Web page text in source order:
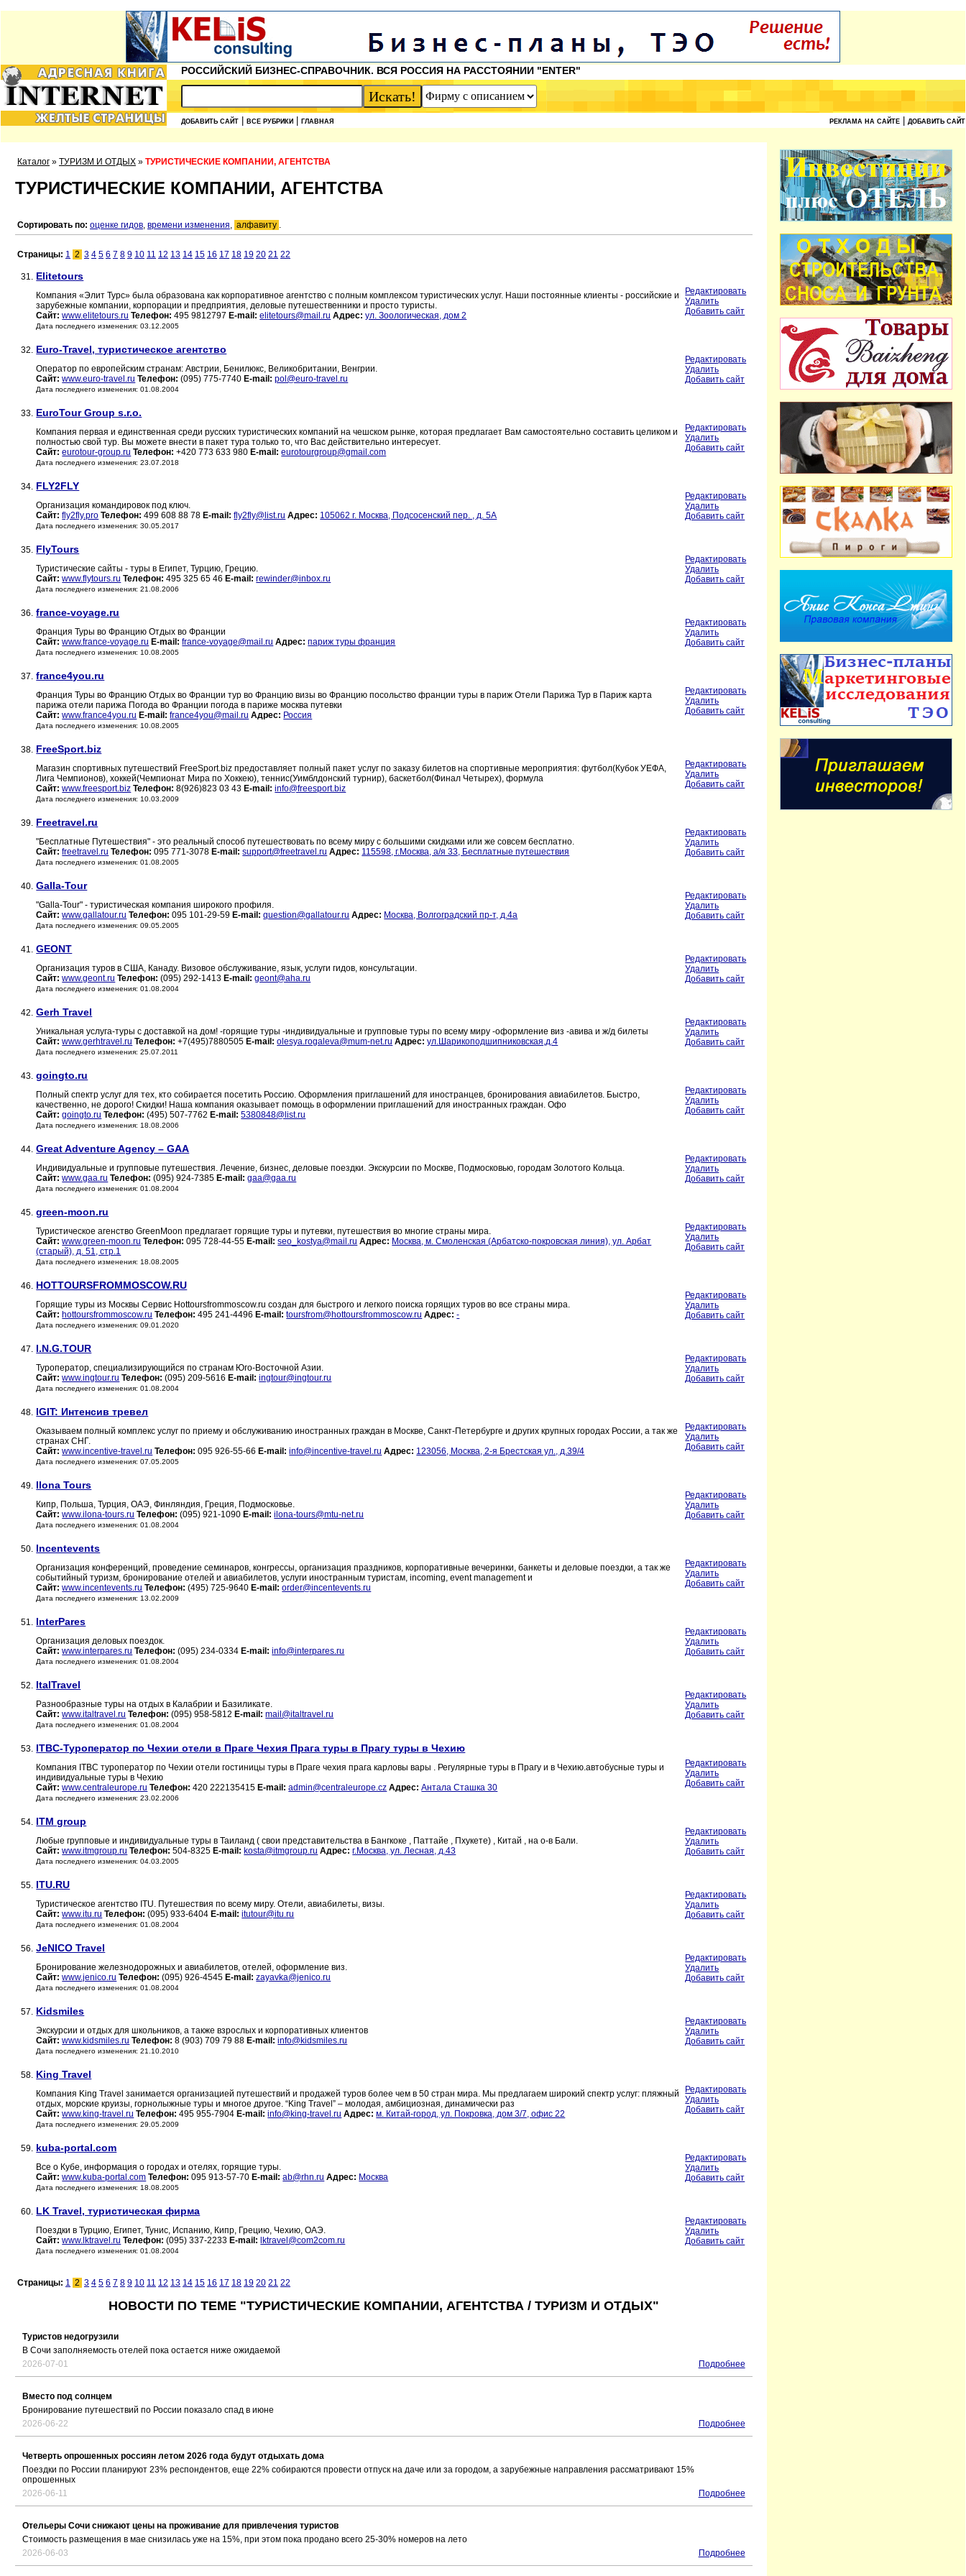
РОССИЙСКИЙ БИЗНЕС-СПРАВОЧНИК. ВСЯ РОССИЯ НА РАССТОЯНИИ "ENTER"
ДОБАВИТЬ САЙТ ВСЕ РУБРИКИ ГЛАВНАЯ РЕКЛАМА НА САЙТЕ ДОБАВИТЬ САЙТ
Каталог » ТУРИЗМ И ОТДЫХ » ТУРИСТИЧЕСКИЕ КОМПАНИИ, АГЕНТСТВА
ТУРИСТИЧЕСКИЕ КОМПАНИИ, АГЕНТСТВА
Сортировать по: оценке гидов, времени изменения, алфавиту .
Страницы: 1 2 3 4 5 6 7 8 9 10 11 12 13 14 15 16 17 18 19 20 21 22
31. Elitetours
Компания «Элит Турс» была образована как корпоративное агентство с полным комплексом туристических услуг. Наши постоянные клиенты - российские и
зарубежные компании, корпорации и предприятия, деловые путешественники и просто туристы.
Сайт: www.elitetours.ru Телефон: 495 9812797 E-mail: elitetours@mail.ru Адрес: ул. Зоологическая, дом 2
Дата последнего изменения: 03.12.2005
Редактировать
Удалить
Добавить сайт
32. Euro-Travel, туристическое агентство
Оператор по европейским странам: Австрии, Бенилюкс, Великобритании, Венгрии.
Сайт: www.euro-travel.ru Телефон: (095) 775-7740 E-mail: pol@euro-travel.ru
Дата последнего изменения: 01.08.2004
Редактировать
Удалить
Добавить сайт
33. EuroTour Group s.r.o.
Компания первая и единственная среди русских туристических компаний на чешском рынке, которая предлагает Вам самостоятельно составить целиком и
полностью свой тур. Вы можете внести в пакет тура только то, что Вас действительно интересует.
Сайт: eurotour-group.ru Телефон: +420 773 633 980 E-mail: eurotourgroup@gmail.com
Дата последнего изменения: 23.07.2018
Редактировать
Удалить
Добавить сайт
34. FLY2FLY
Организация командировок под ключ.
Сайт: fly2fly.pro Телефон: 499 608 88 78 E-mail: fly2fly@list.ru Адрес: 105062 г. Москва, Подсосенский пер. , д. 5А
Дата последнего изменения: 30.05.2017
Редактировать
Удалить
Добавить сайт
35. FlyTours
Туристические сайты - туры в Египет, Турцию, Грецию.
Сайт: www.flytours.ru Телефон: 495 325 65 46 E-mail: rewinder@inbox.ru
Дата последнего изменения: 21.08.2006
Редактировать
Удалить
Добавить сайт
36. france-voyage.ru
Франция Туры во Францию Отдых во Франции
Сайт: www.france-voyage.ru E-mail: france-voyage@mail.ru Адрес: париж туры франция
Дата последнего изменения: 10.08.2005
Редактировать
Удалить
Добавить сайт
37. france4you.ru
Франция Туры во Францию Отдых во Франции тур во Францию визы во Францию посольство франции туры в париж Отели Парижа Тур в Париж карта
парижа отели парижа Погода во Франции погода в париже москва путевки
Сайт: www.france4you.ru E-mail: france4you@mail.ru Адрес: Россия
Дата последнего изменения: 10.08.2005
Редактировать
Удалить
Добавить сайт
38. FreeSport.biz
Магазин спортивных путешествий FreeSport.biz предоставляет полный пакет услуг по заказу билетов на спортивные мероприятия: футбол(Кубок УЕФА,
Лига Чемпионов), хоккей(Чемпионат Мира по Хоккею), теннис(Уимблдонский турнир), баскетбол(Финал Четырех), формула
Сайт: www.freesport.biz Телефон: 8(926)823 03 43 E-mail: info@freesport.biz
Дата последнего изменения: 10.03.2009
Редактировать
Удалить
Добавить сайт
39. Freetravel.ru
"Бесплатные Путешествия" - это реальный способ путешествовать по всему миру с большими скидками или же совсем бесплатно.
Сайт: freetravel.ru Телефон: 095 771-3078 E-mail: support@freetravel.ru Адрес: 115598, г.Москва, а/я 33, Бесплатные путешествия
Дата последнего изменения: 01.08.2005
Редактировать
Удалить
Добавить сайт
40. Galla-Tour
"Galla-Tour" - туристическая компания широкого профиля.
Сайт: www.gallatour.ru Телефон: 095 101-29-59 E-mail: question@gallatour.ru Адрес: Москва, Волгоградский пр-т, д.4а
Дата последнего изменения: 09.05.2005
Редактировать
Удалить
Добавить сайт
41. GEONT
Организация туров в США, Канаду. Визовое обслуживание, язык, услуги гидов, консультации.
Сайт: www.geont.ru Телефон: (095) 292-1413 E-mail: geont@aha.ru
Дата последнего изменения: 01.08.2004
Редактировать
Удалить
Добавить сайт
42. Gerh Travel
Уникальная услуга-туры с доставкой на дом! -горящие туры -индивидуальные и групповые туры по всему миру -оформление виз -авива и ж/д билеты
Сайт: www.gerhtravel.ru Телефон: +7(495)7880505 E-mail: olesya.rogaleva@mum-net.ru Адрес: ул.Шарикоподшипниковская,д.4
Дата последнего изменения: 25.07.2011
Редактировать
Удалить
Добавить сайт
43. goingto.ru
Полный спектр услуг для тех, кто собирается посетить Россию. Оформления приглашений для иностранцев, бронирования авиабилетов. Быстро,
качественно, не дорого! Скидки! Наша компания оказывает помощь в оформлении приглашений для иностранных граждан. Офо
Сайт: goingto.ru Телефон: (495) 507-7762 E-mail: 5380848@list.ru
Дата последнего изменения: 18.08.2006
Редактировать
Удалить
Добавить сайт
44. Great Adventure Agency – GAA
Индивидуальные и групповые путешествия. Лечение, бизнес, деловые поездки. Экскурсии по Москве, Подмосковью, городам Золотого Кольца.
Сайт: www.gaa.ru Телефон: (095) 924-7385 E-mail: gaa@gaa.ru
Дата последнего изменения: 01.08.2004
Редактировать
Удалить
Добавить сайт
45. green-moon.ru
Туристическое агенство GreenMoon предлагает горящие туры и путевки, путешествия во многие страны мира.
Сайт: www.green-moon.ru Телефон: 095 728-44-55 E-mail: seo_kostya@mail.ru Адрес: Москва, м. Смоленская (Арбатско-покровская линия), ул. Арбат
(старый), д. 51, стр.1
Дата последнего изменения: 18.08.2005
Редактировать
Удалить
Добавить сайт
46. HOTTOURSFROMMOSCOW.RU
Горящие туры из Москвы Сервис Hottoursfrommoscow.ru создан для быстрого и легкого поиска горящих туров во все страны мира.
Сайт: hottoursfrommoscow.ru Телефон: 495 241-4496 E-mail: toursfrom@hottoursfrommoscow.ru Адрес: -
Дата последнего изменения: 09.01.2020
Редактировать
Удалить
Добавить сайт
47. I.N.G.TOUR
Туроператор, специализирующийся по странам Юго-Восточной Азии.
Сайт: www.ingtour.ru Телефон: (095) 209-5616 E-mail: ingtour@ingtour.ru
Дата последнего изменения: 01.08.2004
Редактировать
Удалить
Добавить сайт
48. IGIT: Интенсив тревел
Оказываем полный комплекс услуг по приему и обслуживанию иностранных граждан в Москве, Санкт-Петербурге и других крупных городах России, а так же
странах СНГ.
Сайт: www.incentive-travel.ru Телефон: 095 926-55-66 E-mail: info@incentive-travel.ru Адрес: 123056, Москва, 2-я Брестская ул., д.39/4
Дата последнего изменения: 07.05.2005
Редактировать
Удалить
Добавить сайт
49. Ilona Tours
Кипр, Польша, Турция, ОАЭ, Финляндия, Греция, Подмосковье.
Сайт: www.ilona-tours.ru Телефон: (095) 921-1090 E-mail: ilona-tours@mtu-net.ru
Дата последнего изменения: 01.08.2004
Редактировать
Удалить
Добавить сайт
50. Incentevents
Организация конференций, проведение семинаров, конгрессы, организация праздников, корпоративные вечеринки, банкеты и деловые поездки, а так же
событийный туризм, бронирование отелей и авиабилетов, услуги иностранным туристам, incoming, event management и
Сайт: www.incentevents.ru Телефон: (495) 725-9640 E-mail: order@incentevents.ru
Дата последнего изменения: 13.02.2009
Редактировать
Удалить
Добавить сайт
51. InterPares
Организация деловых поездок.
Сайт: www.interpares.ru Телефон: (095) 234-0334 E-mail: info@interpares.ru
Дата последнего изменения: 01.08.2004
Редактировать
Удалить
Добавить сайт
52. ItalTravel
Разнообразные туры на отдых в Калабрии и Базиликате.
Сайт: www.italtravel.ru Телефон: (095) 958-5812 E-mail: mail@italtravel.ru
Дата последнего изменения: 01.08.2004
Редактировать
Удалить
Добавить сайт
53. ITBC-Туроператор по Чехии отели в Праге Чехия Прага туры в Прагу туры в Чехию
Компания ITBC туроператор по Чехии отели гостиницы туры в Праге чехия прага карловы вары . Регулярные туры в Прагу и в Чехию.автобусные туры и
индивидуальные туры в Чехию
Сайт: www.centraleurope.ru Телефон: 420 222135415 E-mail: admin@centraleurope.cz Адрес: Антала Сташка 30
Дата последнего изменения: 23.02.2006
Редактировать
Удалить
Добавить сайт
54. ITM group
Любые групповые и индивидуальные туры в Таиланд ( свои представительства в Бангкоке , Паттайе , Пхукете) , Китай , на о-в Бали.
Сайт: www.itmgroup.ru Телефон: 504-8325 E-mail: kosta@itmgroup.ru Адрес: г.Москва, ул. Лесная, д.43
Дата последнего изменения: 04.03.2005
Редактировать
Удалить
Добавить сайт
55. ITU.RU
Туристическое агентство ITU. Путешествия по всему миру. Отели, авиабилеты, визы.
Сайт: www.itu.ru Телефон: (095) 933-6404 E-mail: itutour@itu.ru
Дата последнего изменения: 01.08.2004
Редактировать
Удалить
Добавить сайт
56. JeNICO Travel
Бронирование железнодорожных и авиабилетов, отелей, оформление виз.
Сайт: www.jenico.ru Телефон: (095) 926-4545 E-mail: zayavka@jenico.ru
Дата последнего изменения: 01.08.2004
Редактировать
Удалить
Добавить сайт
57. Kidsmiles
Экскурсии и отдых для школьников, а также взрослых и корпоративных клиентов
Сайт: www.kidsmiles.ru Телефон: 8 (903) 709 79 88 E-mail: info@kidsmiles.ru
Дата последнего изменения: 21.10.2010
Редактировать
Удалить
Добавить сайт
58. King Travel
Компания King Travel занимается организацией путешествий и продажей туров более чем в 50 стран мира. Мы предлагаем широкий спектр услуг: пляжный
отдых, морские круизы, горнолыжные туры и многое другое. “King Travel” – молодая, амбициозная, динамически раз
Сайт: www.king-travel.ru Телефон: 495 955-7904 E-mail: info@king-travel.ru Адрес: м. Китай-город, ул. Покровка, дом 3/7, офис 22
Дата последнего изменения: 29.05.2009
Редактировать
Удалить
Добавить сайт
59. kuba-portal.com
Все о Кубе, информация о городах и отелях, горящие туры.
Сайт: www.kuba-portal.com Телефон: 095 913-57-70 E-mail: ab@rhn.ru Адрес: Москва
Дата последнего изменения: 18.08.2005
Редактировать
Удалить
Добавить сайт
60. LK Travel, туристическая фирма
Поездки в Турцию, Египет, Тунис, Испанию, Кипр, Грецию, Чехию, ОАЭ.
Сайт: www.lktravel.ru Телефон: (095) 337-2233 E-mail: lktravel@com2com.ru
Дата последнего изменения: 01.08.2004
Редактировать
Удалить
Добавить сайт
Страницы: 1 2 3 4 5 6 7 8 9 10 11 12 13 14 15 16 17 18 19 20 21 22
НОВОСТИ ПО ТЕМЕ "ТУРИСТИЧЕСКИЕ КОМПАНИИ, АГЕНТСТВА / ТУРИЗМ И ОТДЫХ"
Туристов недогрузили
В Сочи заполняемость отелей пока остается ниже ожидаемой
2026-07-01
Подробнее
Вместо под солнцем
Бронирование путешествий по России показало спад в июне
2026-06-22
Подробнее
Четверть опрошенных россиян летом 2026 года будут отдыхать дома
Поездки по России планируют 23% респондентов, еще 22% собираются провести отпуск на даче или за городом, а зарубежные направления рассматривают 15%
опрошенных
2026-06-11
Подробнее
Отельеры Сочи снижают цены на проживание для привлечения туристов
Стоимость размещения в мае снизилась уже на 15%, при этом пока продано всего 25-30% номеров на лето
2026-06-03
Подробнее